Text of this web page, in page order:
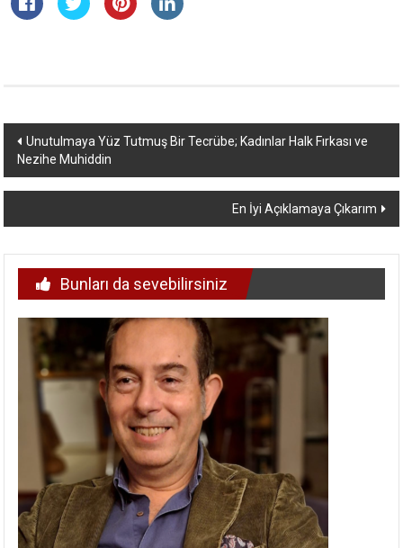
Yazı
dolaşımı
Unutulmaya Yüz Tutmuş Bir Tecrübe; Kadınlar Halk Fırkası ve
Nezihe Muhiddin
En İyi Açıklamaya Çıkarım
Bunları da sevebilirsiniz